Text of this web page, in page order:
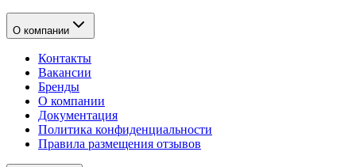
О компании
Контакты
Вакансии
Бренды
О компании
Документация
Политика конфиденциальности
Правила размещения отзывов